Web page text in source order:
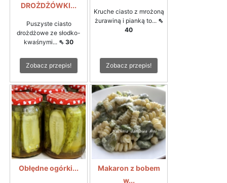
DROŻDŻÓWKI...
Puszyste ciasto
drożdżowe ze słodko-
kwaśnymi... ⇖ 30
Zobacz przepis!
Kruche ciasto z mrożoną
żurawiną i pianką to... ⇖
40
Zobacz przepis!
Obłędne ogórki...
Makaron z bobem
w...